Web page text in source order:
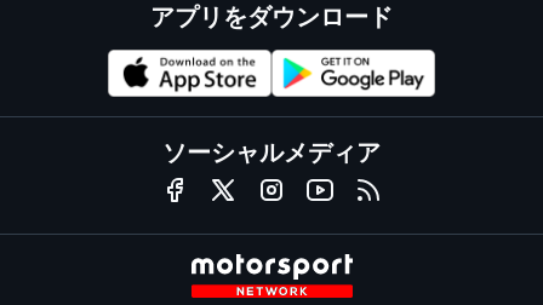
アプリをダウンロード
ソーシャルメディア